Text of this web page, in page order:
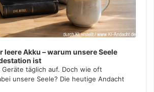
leere Akku – warum unsere Seele
ist
Geräte täglich auf. Doch wie oft
unsere Seele? Die heutige Andacht